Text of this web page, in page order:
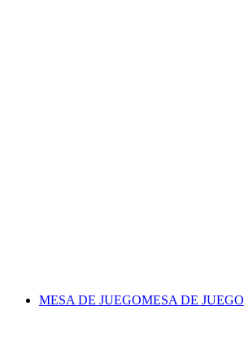
MESA DE JUEGOMESA DE JUEGO